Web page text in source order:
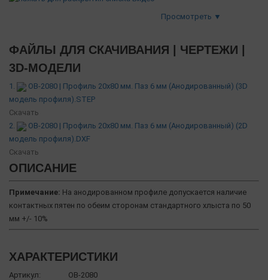
Просмотреть ▼
ФАЙЛЫ ДЛЯ СКАЧИВАНИЯ | ЧЕРТЕЖИ |
3D-МОДЕЛИ
1.
OB-2080 | Профиль 20х80 мм. Паз 6 мм (Анодированный) (3D
модель профиля).STEP
Скачать
2.
OB-2080 | Профиль 20х80 мм. Паз 6 мм (Анодированный) (2D
модель профиля).DXF
Скачать
ОПИСАНИЕ
Примечание: На анодированном профиле допускается наличие
контактных пятен по обеим сторонам стандартного хлыста по 50
мм +/- 10%
ХАРАКТЕРИСТИКИ
Артикул:
OB-2080